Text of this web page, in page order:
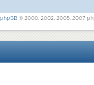
phpBB© 2000, 2002, 2005, 2007